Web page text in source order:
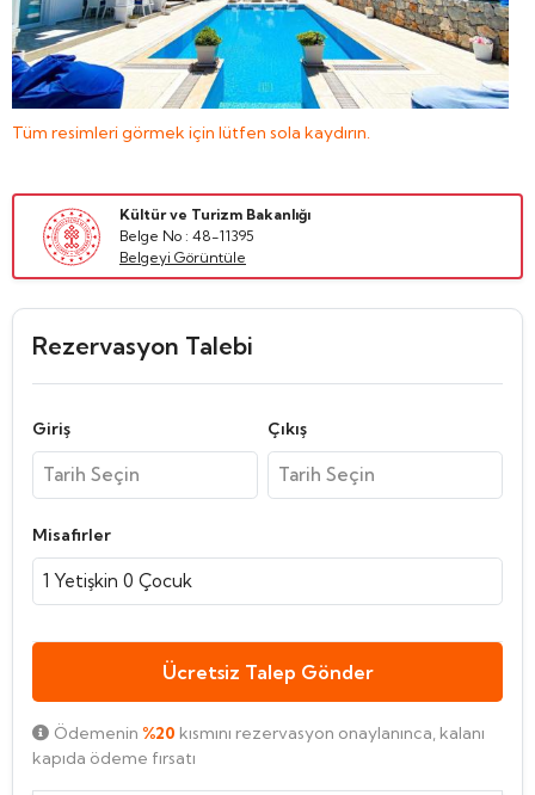
Tüm resimleri görmek için lütfen sola kaydırın.
Kültür ve Turizm Bakanlığı
Belge No : 48-11395
Belgeyi Görüntüle
Rezervasyon Talebi
Giriş Çıkış
Misafirler
1 Yetişkin 0 Çocuk
Ücretsiz Talep Gönder
Ödemenin %20 kısmını rezervasyon onaylanınca, kalanı
kapıda ödeme fırsatı